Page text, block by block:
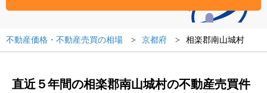
不動産価格・不動産売買の相場 京都府 相楽郡南山城村
直近５年間の相楽郡南山城村の不動産売買件